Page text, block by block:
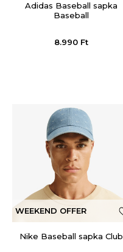
Adidas Baseball sapka
Baseball
8.990 Ft
WEEKEND OFFER
ADDITIONAL 15%
Nike Baseball sapka Club